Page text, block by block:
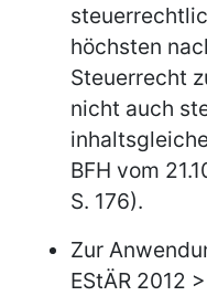
höchsten
Steuerrecht
nicht auch
BFH vom
S. 176).
Zur
EStÄR 2012